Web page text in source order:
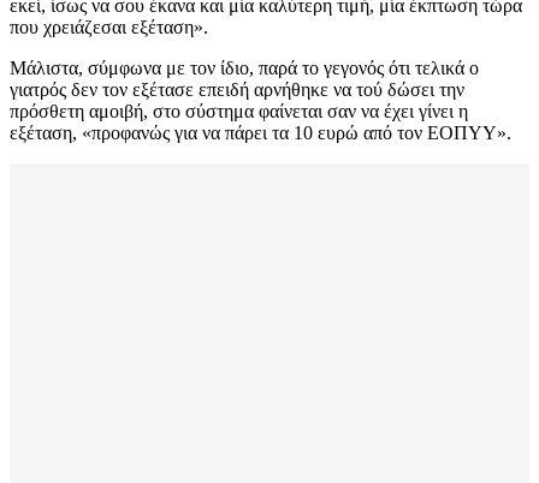
εκεί, ίσως να σου έκανα και μία καλύτερη τιμή, μία έκπτωση τώρα
που χρειάζεσαι εξέταση».
Μάλιστα, σύμφωνα με τον ίδιο, παρά το γεγονός ότι τελικά ο
γιατρός δεν τον εξέτασε επειδή αρνήθηκε να τού δώσει την
πρόσθετη αμοιβή, στο σύστημα φαίνεται σαν να έχει γίνει η
εξέταση, «προφανώς για να πάρει τα 10 ευρώ από τον ΕΟΠΥΥ».